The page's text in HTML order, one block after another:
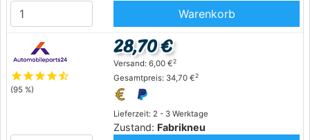
Warenkorb
starstarstarstarstar_half
(95 %)
Lieferzeit: 2 - 3 Werktage
Zustand: Fabrikneu
28,70 €
Versand: 6,00 €2
Gesamtpreis: 34,70 €2